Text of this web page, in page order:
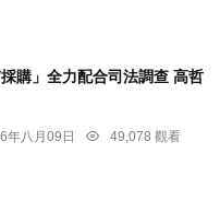
購」全力配合司法調查 高哲
年八月09日
49,078 觀看